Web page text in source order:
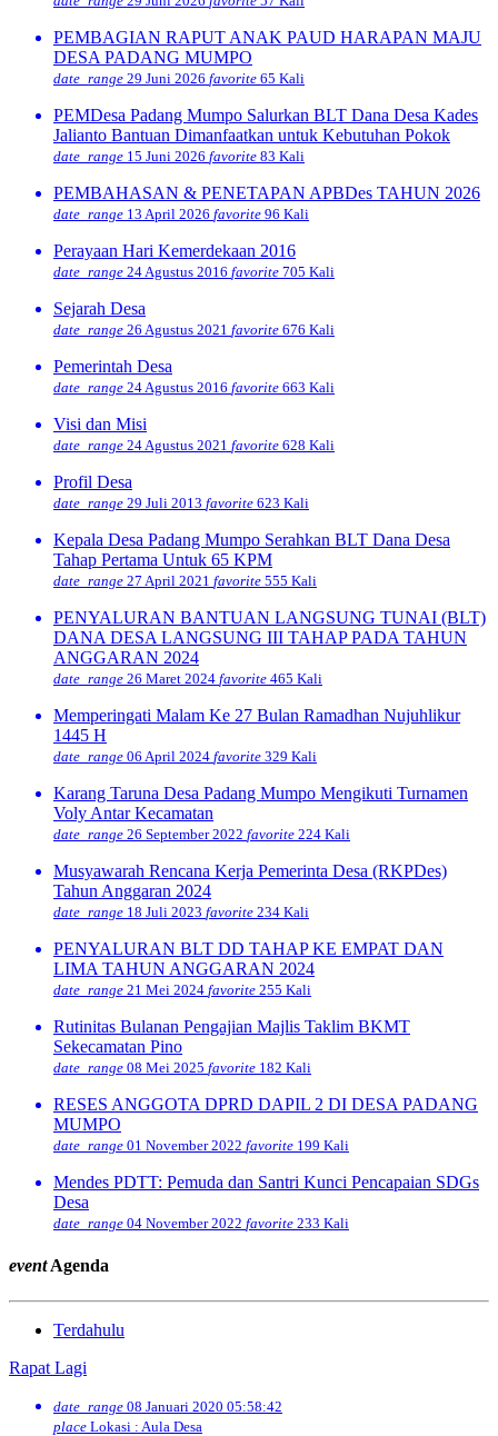
PEMBAGIAN RAPUT ANAK PAUD HARAPAN MAJU
DESA PADANG MUMPO
date_range 29 Juni 2026 favorite 65 Kali
PEMDesa Padang Mumpo Salurkan BLT Dana Desa Kades
Jalianto Bantuan Dimanfaatkan untuk Kebutuhan Pokok
date_range 15 Juni 2026 favorite 83 Kali
PEMBAHASAN & PENETAPAN APBDes TAHUN 2026
date_range 13 April 2026 favorite 96 Kali
Perayaan Hari Kemerdekaan 2016
date_range 24 Agustus 2016 favorite 705 Kali
Sejarah Desa
date_range 26 Agustus 2021 favorite 676 Kali
Pemerintah Desa
date_range 24 Agustus 2016 favorite 663 Kali
Visi dan Misi
date_range 24 Agustus 2021 favorite 628 Kali
Profil Desa
date_range 29 Juli 2013 favorite 623 Kali
Kepala Desa Padang Mumpo Serahkan BLT Dana Desa
Tahap Pertama Untuk 65 KPM
date_range 27 April 2021 favorite 555 Kali
PENYALURAN BANTUAN LANGSUNG TUNAI (BLT)
DANA DESA LANGSUNG III TAHAP PADA TAHUN
ANGGARAN 2024
date_range 26 Maret 2024 favorite 465 Kali
Memperingati Malam Ke 27 Bulan Ramadhan Nujuhlikur
1445 H
date_range 06 April 2024 favorite 329 Kali
Karang Taruna Desa Padang Mumpo Mengikuti Turnamen
Voly Antar Kecamatan
date_range 26 September 2022 favorite 224 Kali
Musyawarah Rencana Kerja Pemerinta Desa (RKPDes)
Tahun Anggaran 2024
date_range 18 Juli 2023 favorite 234 Kali
PENYALURAN BLT DD TAHAP KE EMPAT DAN
LIMA TAHUN ANGGARAN 2024
date_range 21 Mei 2024 favorite 255 Kali
Rutinitas Bulanan Pengajian Majlis Taklim BKMT
Sekecamatan Pino
date_range 08 Mei 2025 favorite 182 Kali
RESES ANGGOTA DPRD DAPIL 2 DI DESA PADANG
MUMPO
date_range 01 November 2022 favorite 199 Kali
Mendes PDTT: Pemuda dan Santri Kunci Pencapaian SDGs
Desa
date_range 04 November 2022 favorite 233 Kali
eventAgenda
Terdahulu
Rapat Lagi
date_range 08 Januari 2020 05:58:42
place Lokasi : Aula Desa